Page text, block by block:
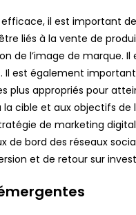
il est important
liés à la vente de
de l’image de marque.
est également
plus appropriés pour
cible et aux objectifs de
de marketing
de bord des réseaux
et de retour sur